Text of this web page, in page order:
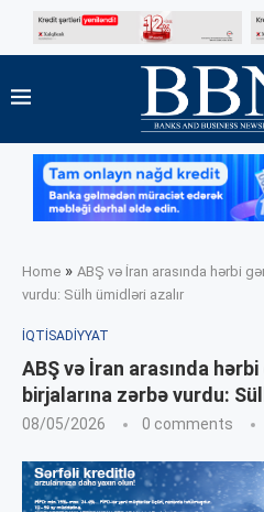
Home » ABŞ və İran arasında hərbi
vurdu: Sülh ümidləri azalır
İQTISADIYYAT
ABŞ və İran arasında
birjalarına zərbə vurdu:
08/05/2026 0 comments